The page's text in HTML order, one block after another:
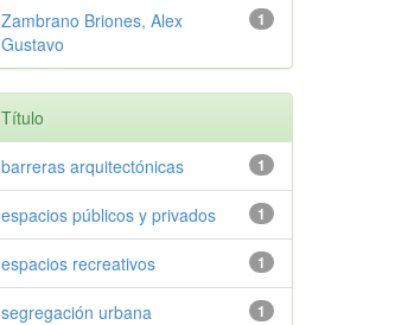
1
Zambrano Briones, Alex
Gustavo
Título
1
barreras arquitectónicas
1
espacios públicos y privados
1
espacios recreativos
1
segregación urbana